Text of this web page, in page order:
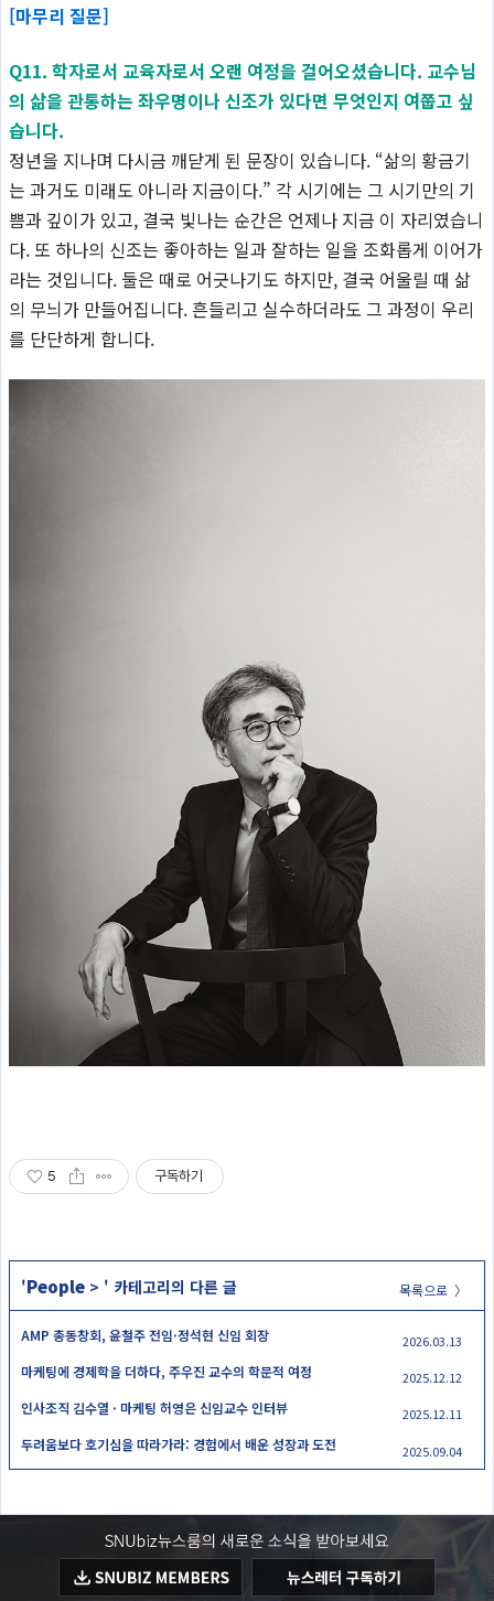
[마무리 질문]
Q11. 학자로서 교육자로서 오랜 여정을 걸어오셨습니다. 교수님
의 삶을 관통하는 좌우명이나 신조가 있다면 무엇인지 여쭙고 싶
습니다.
정년을 지나며 다시금 깨닫게 된 문장이 있습니다. “삶의 황금기
는 과거도 미래도 아니라 지금이다.” 각 시기에는 그 시기만의 기
쁨과 깊이가 있고, 결국 빛나는 순간은 언제나 지금 이 자리였습니
다. 또 하나의 신조는 좋아하는 일과 잘하는 일을 조화롭게 이어가
라는 것입니다. 둘은 때로 어긋나기도 하지만, 결국 어울릴 때 삶
의 무늬가 만들어집니다. 흔들리고 실수하더라도 그 과정이 우리
를 단단하게 합니다.
5 구독하기
목록으로 〉
'People> ' 카테고리의 다른 글
AMP 총동창회, 윤철주 전임·정석현 신임 회장 2026.03.13
마케팅에 경제학을 더하다, 주우진 교수의 학문적 여정 2025.12.12
인사조직 김수열 · 마케팅 허영은 신임교수 인터뷰 2025.12.11
두려움보다 호기심을 따라가라: 경험에서 배운 성장과 도전 2025.09.04